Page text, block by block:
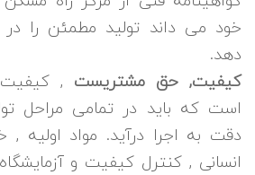
خود می داند تولید مطمئن را در
دهد.
کیفیت, حق مشتریست ,
است که باید در تمامی مراحل
دقت به اجرا درآید. مواد اولیه ,
انسانی , کنترل کیفیت و